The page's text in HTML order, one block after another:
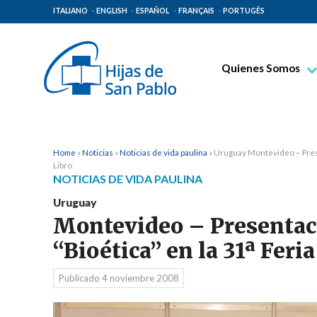
ITALIANO ENGLISH ESPAÑOL FRANÇAIS PORTUGÊS
Quienes Somos
Gobierno General
Familia Paulina
Home »Noticias »Noticias de vida paulina » Uruguay Montevideo –
Libro
NOTICIAS DE VIDA PAULINA
Uruguay
Montevideo –
“Bioética” en la 31ª
Publicado 4 noviembre 2008